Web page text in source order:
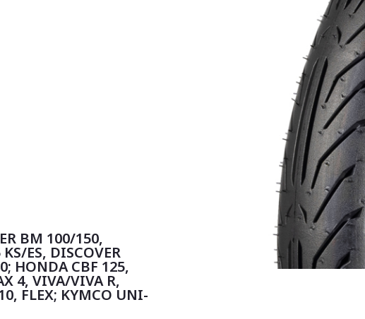
BM 100/150,
ES, DISCOVER
HONDA CBF 125,
4, VIVA/VIVA R,
FLEX; KYMCO UNI-